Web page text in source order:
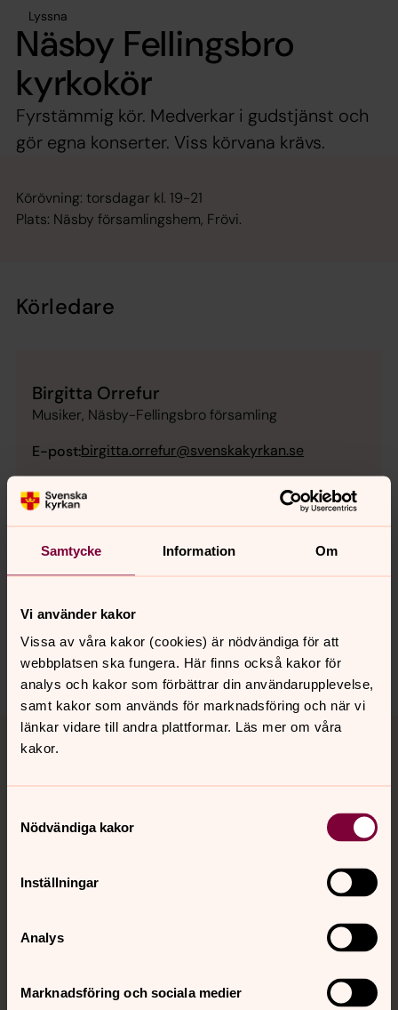
Samtycke Information Om
Vi använder kakor
Vissa av våra kakor (cookies) är nödvändiga för att
webbplatsen ska fungera. Här finns också kakor för
analys och kakor som förbättrar din användarupplevelse,
samt kakor som används för marknadsföring och när vi
länkar vidare till andra plattformar. Läs mer om våra
kakor.
Nödvändiga kakor
Inställningar
Analys
Marknadsföring och sociala medier
Lyssna
Näsby Fellingsbro
kyrkokör
Fyrstämmig kör. Medverkar i gudstjänst och
gör egna konserter. Viss körvana krävs.
Körövning: torsdagar kl. 19-21
Plats: Näsby församlingshem, Frövi.
Körledare
Birgitta Orrefur
Musiker, Näsby-Fellingsbro församling
E-post:birgitta.orrefur@svenskakyrkan.se
innehåll?
linde-ljusnarsbergs.pastorat@svenskakyrkan.se
Dela
Tillbaka till toppen
Tillbaka till innehållet
Kalender
Hitta snabbt